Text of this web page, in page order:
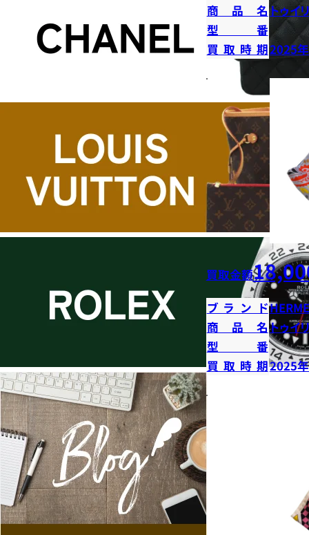
商品名トゥイ
型番
買取時期2025
買取金額
ブランド
商品名トゥイ
型番
買取時期2025